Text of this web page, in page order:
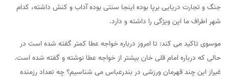
جنگ و تجارت دریایی برپا بوده اینجا سنتی بوده آداب و کنش داشته، کدام
شهر اطراف ما این ویژگی را داشته و دارد.
موسوی تاکید می کند: تا امروز درباره خواجه عطا کمتر گفته شده است در
حالی که درباره امام قلی خان بیشتر از خواجه عطا نوشته و گفته شده است.
غیراز این چند قهرمان ورزشی در بندرعباس می شناسیم؟ چه تعداد رزمنده